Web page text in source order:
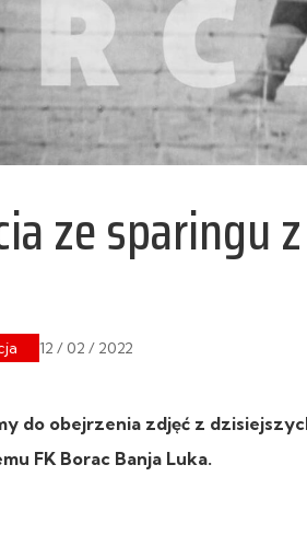
ze sparingu
12 / 02 / 2022
do obejrzenia zdjęć z
FK Borac Banja Luka.